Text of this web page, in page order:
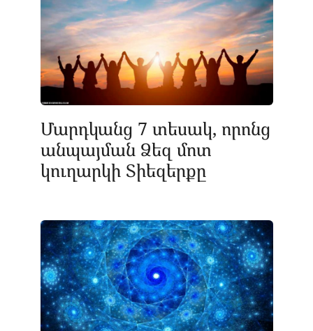
Մարդկանց 7 տեսակ, որոնց
անպայման Ձեզ մոտ
կուղարկի Տիեզերքը